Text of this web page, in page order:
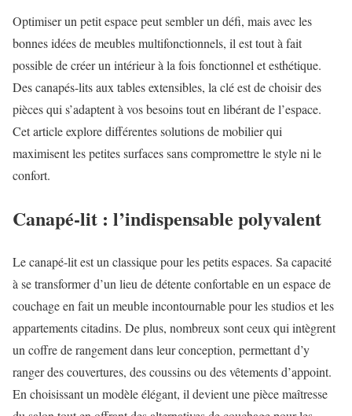
Optimiser un petit espace peut sembler un défi, mais avec les
bonnes idées de meubles multifonctionnels, il est tout à fait
possible de créer un intérieur à la fois fonctionnel et esthétique.
Des canapés-lits aux tables extensibles, la clé est de choisir des
pièces qui s’adaptent à vos besoins tout en libérant de l’espace.
Cet article explore différentes solutions de mobilier qui
maximisent les petites surfaces sans compromettre le style ni le
confort.
Canapé-lit : l’indispensable polyvalent
Le canapé-lit est un classique pour les petits espaces. Sa capacité
à se transformer d’un lieu de détente confortable en un espace de
couchage en fait un meuble incontournable pour les studios et les
appartements citadins. De plus, nombreux sont ceux qui intègrent
un coffre de rangement dans leur conception, permettant d’y
ranger des couvertures, des coussins ou des vêtements d’appoint.
En choisissant un modèle élégant, il devient une pièce maîtresse